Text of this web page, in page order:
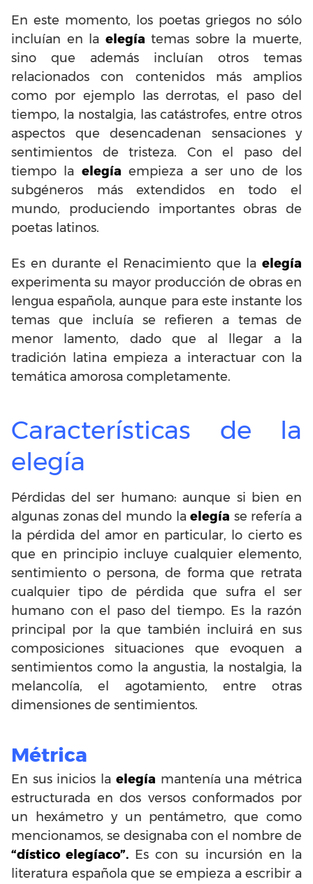
En este momento, los poetas griegos no sólo
incluían en la elegía temas sobre la muerte,
sino que además incluían otros temas
relacionados con contenidos más amplios
como por ejemplo las derrotas, el paso del
tiempo, la nostalgia, las catástrofes, entre otros
aspectos que desencadenan sensaciones y
sentimientos de tristeza. Con el paso del
tiempo la elegía empieza a ser uno de los
subgéneros más extendidos en todo el
mundo, produciendo importantes obras de
poetas latinos.
Es en durante el Renacimiento que la elegía
experimenta su mayor producción de obras en
lengua española, aunque para este instante los
temas que incluía se refieren a temas de
menor lamento, dado que al llegar a la
tradición latina empieza a interactuar con la
temática amorosa completamente.
Características de la
elegía
Pérdidas del ser humano: aunque si bien en
algunas zonas del mundo laelegía se refería a
la pérdida del amor en particular, lo cierto es
que en principio incluye cualquier elemento,
sentimiento o persona, de forma que retrata
cualquier tipo de pérdida que sufra el ser
humano con el paso del tiempo. Es la razón
principal por la que también incluirá en sus
composiciones situaciones que evoquen a
sentimientos como la angustia, la nostalgia, la
melancolía, el agotamiento, entre otras
dimensiones de sentimientos.
Métrica
En sus inicios la elegía mantenía una métrica
estructurada en dos versos conformados por
un hexámetro y un pentámetro, que como
mencionamos, se designaba con el nombre de
“dístico elegíaco”. Es con su incursión en la
literatura española que se empieza a escribir a